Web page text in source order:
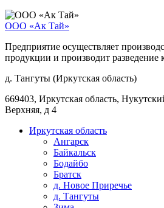
ООО «Ак Тай»
Предприятие осуществляет
продукции и производит разведение
д. Тангуты (Иркутская область)
669403, Иркутская область,
Верхняя, д 4
Иркутская область
Ангарск
Байкальск
Бодайбо
Братск
д. Новое Приречье
д. Тангуты